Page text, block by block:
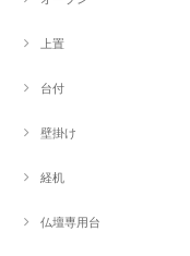
上置
台付
壁掛け
経机
仏壇専用台